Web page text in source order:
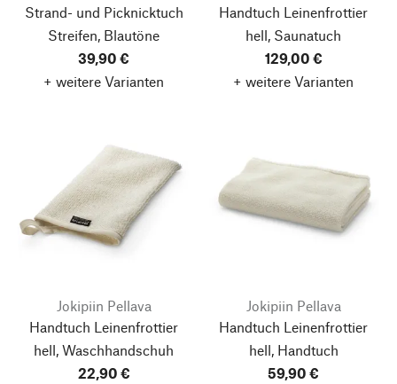
Strand- und Picknicktuch
Streifen, Blautöne
39,90 €
+ weitere Varianten
Handtuch Leinenfrottier
hell, Saunatuch
129,00 €
+ weitere Varianten
Jokipiin Pellava
Handtuch Leinenfrottier
hell, Waschhandschuh
22,90 €
Jokipiin Pellava
Handtuch Leinenfrottier
hell, Handtuch
59,90 €